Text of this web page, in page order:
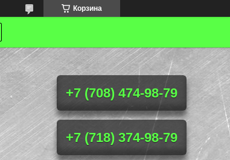
Корзина
+7 (708) 474-98-79
+7 (718) 374-98-79